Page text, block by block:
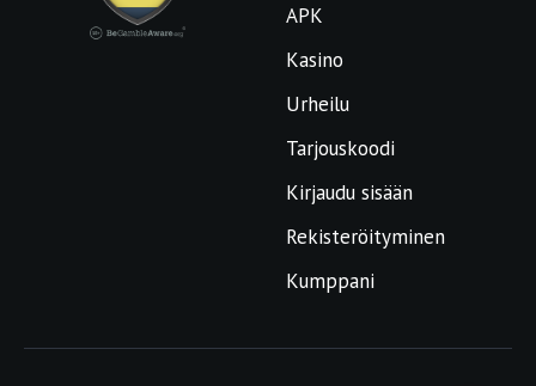
APK
Kasino
Urheilu
Tarjouskoodi
Kirjaudu sisään
Rekisteröityminen
Kumppani